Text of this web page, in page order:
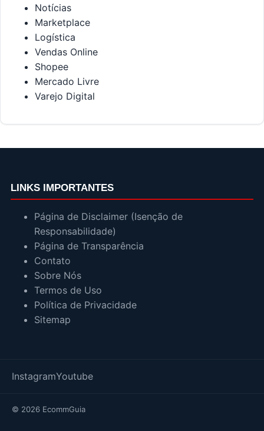
Notícias
Marketplace
Logística
Vendas Online
Shopee
Mercado Livre
Varejo Digital
LINKS IMPORTANTES
Página de Disclaimer (Isenção de
Responsabilidade)
Página de Transparência
Contato
Sobre Nós
Termos de Uso
Política de Privacidade
Sitemap
InstagramYoutube
© 2026 EcommGuia